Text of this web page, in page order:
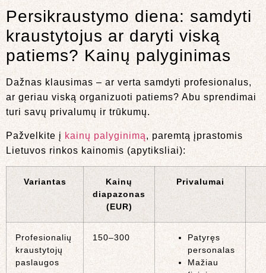
Persikraustymo diena: samdyti
kraustytojus ar daryti viską
patiems? Kainų palyginimas
Dažnas klausimas – ar verta samdyti profesionalus,
ar geriau viską organizuoti patiems? Abu sprendimai
turi savų privalumų ir trūkumų.
Pažvelkite į kainų palyginimą, paremtą įprastomis
Lietuvos rinkos kainomis (apytiksliai):
Variantas
Kainų
diapazonas
(EUR)
Privalumai
Profesionalių
kraustytojų
paslaugos
150–300
Patyręs
personalas
Mažiau